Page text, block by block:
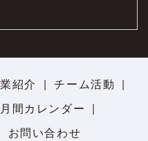
紹介
チーム活動
月間カレンダー
お問い合わせ